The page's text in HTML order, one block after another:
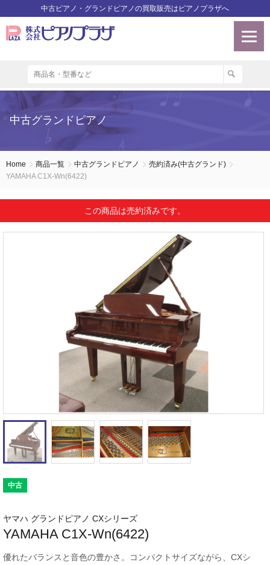
中古ピアノ・グランドピアノの買取販売はピアノプラザへ
中古グランドピアノ
Home 商品一覧 中古グランドピアノ
売約済み(中古グランド)
YAMAHA C1X-Wn(6422)
この商品は売約済みです。
中古
ヤマハ グランドピアノ CXシリーズ
YAMAHA C1X-Wn(6422)
優れたバランスと音色の豊かさ。コンパクトサイズながら、CXシ